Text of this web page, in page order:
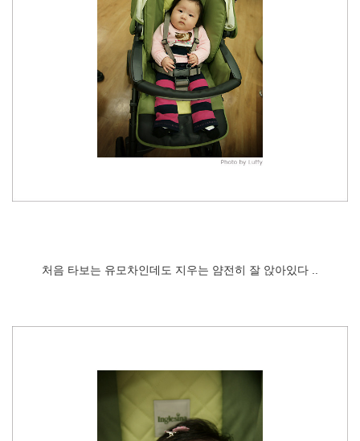
처음 타보는 유모차인데도 지우는 얌전히 잘 앉아있다 ..